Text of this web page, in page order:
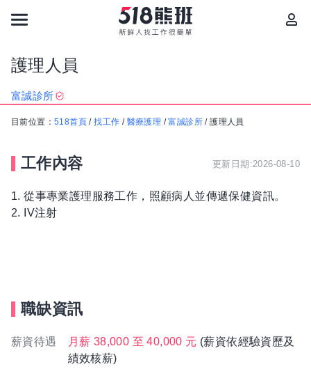
護理人員
富誠診所
目前位置： 518首頁 /找工作 / 醫療護理 /富誠診所 /護理人員
工作內容 更新日期:2026-08-10
1. 從事專業護理服務工作，照顧病人並傳遞保健資訊。
2. IV注射
職缺資訊
薪資待遇 月薪 38,000 至 40,000 元 (薪資依經驗資歷及
績效核薪)